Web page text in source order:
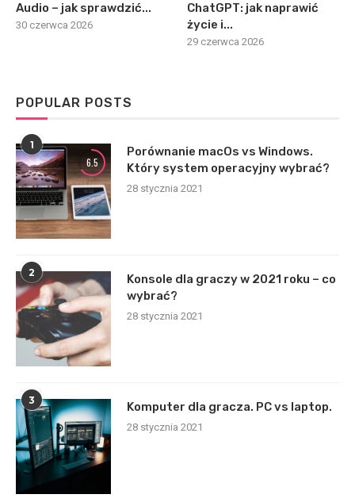
Audio – jak sprawdzić...
30 czerwca 2026
ChatGPT: jak naprawić
życie i...
29 czerwca 2026
POPULAR POSTS
1
6.5
Porównanie macOs vs Windows.
Który system operacyjny wybrać?
28 stycznia 2021
2
Konsole dla graczy w 2021 roku – co
wybrać?
28 stycznia 2021
3
Komputer dla gracza. PC vs laptop.
28 stycznia 2021